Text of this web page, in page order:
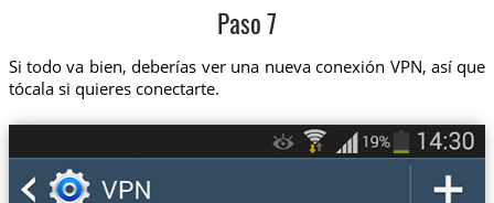
Paso 7
Si todo va bien, deberías ver una nueva conexión VPN, así que
tócala si quieres conectarte.